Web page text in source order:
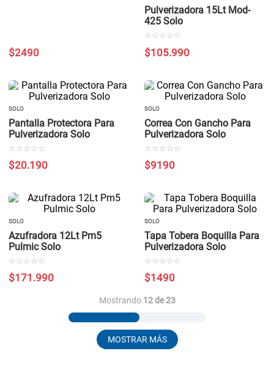
$2490
Pulverizadora 15Lt Mod-
425 Solo
☆ ☆ ☆ ☆ ☆
$105.990
SOLO
Pantalla Protectora Para
Pulverizadora Solo
☆ ☆ ☆ ☆ ☆
$20.190
SOLO
Correa Con Gancho Para
Pulverizadora Solo
☆ ☆ ☆ ☆ ☆
$9190
SOLO
Azufradora 12Lt Pm5
Pulmic Solo
☆ ☆ ☆ ☆ ☆
$171 .990
SOLO
Tapa Tobera Boquilla Para
Pulverizadora Solo
☆ ☆ ☆ ☆ ☆
$1490
Mostrando 12 de 23
MOSTRAR MÁS